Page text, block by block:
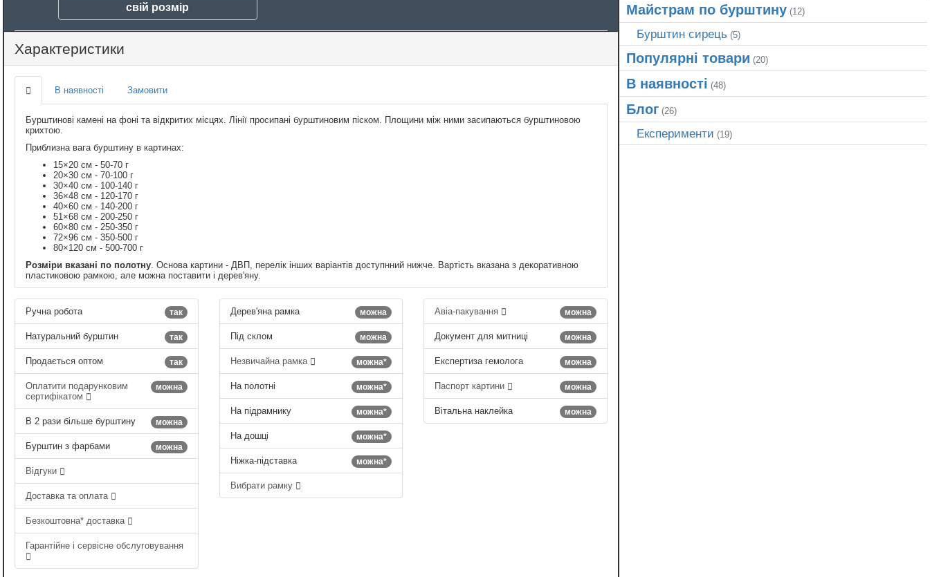
свій розмір
Характеристики
В наявності Замовити
Бурштинові камені на фоні та відкритих місцях. Лінії просипані бурштиновим піском. Площини між ними засипаються бурштиновою
крихтою.
Приблизна вага бурштину в картинах:
15×20 см - 50-70 г
20×30 см - 70-100 г
30×40 см - 100-140 г
36×48 см - 120-170 г
40×60 см - 140-200 г
51×68 см - 200-250 г
60×80 см - 250-350 г
72×96 см - 350-500 г
80×120 см - 500-700 г
Розміри вказані по полотну . Основа картини - ДВП, перелік інших варіантів доступнний нижче. Вартість вказана з декоративною
пластиковою рамкою, але можна поставити і дерев'яну.
так
Ручна робота
так
Натуральний бурштин
так
Продається оптом
можна
Оплатити подарунковим
сертифікатом
можна
В 2 рази більше бурштину
можна
Бурштин з фарбами
Відгуки
Доставка та оплата
Безкоштовна* доставка
Гарантійне і сервісне обслуговування
можна
Дерев'яна рамка
можна
Під склом
можна*
Незвичайна рамка
можна*
На полотні
можна*
На підрамнику
можна*
На дошці
можна*
Ніжка-підставка
Вибрати рамку
можна
Авіа-пакування
можна
Документ для митниці
можна
Експертиза гемолога
можна
Паспорт картини
можна
Вітальна наклейка
Майстрам по бурштину(12)
Бурштин сирець (5)
Популярні товари (20)
В наявності (48)
Блог(26)
Експерименти (19)